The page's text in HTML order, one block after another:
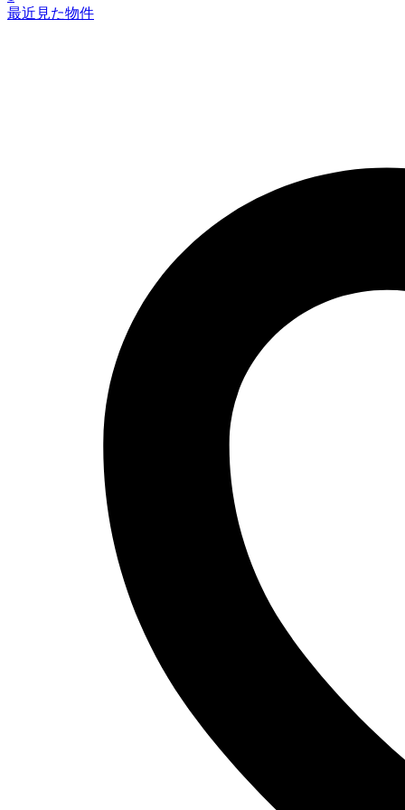
最近見た物件